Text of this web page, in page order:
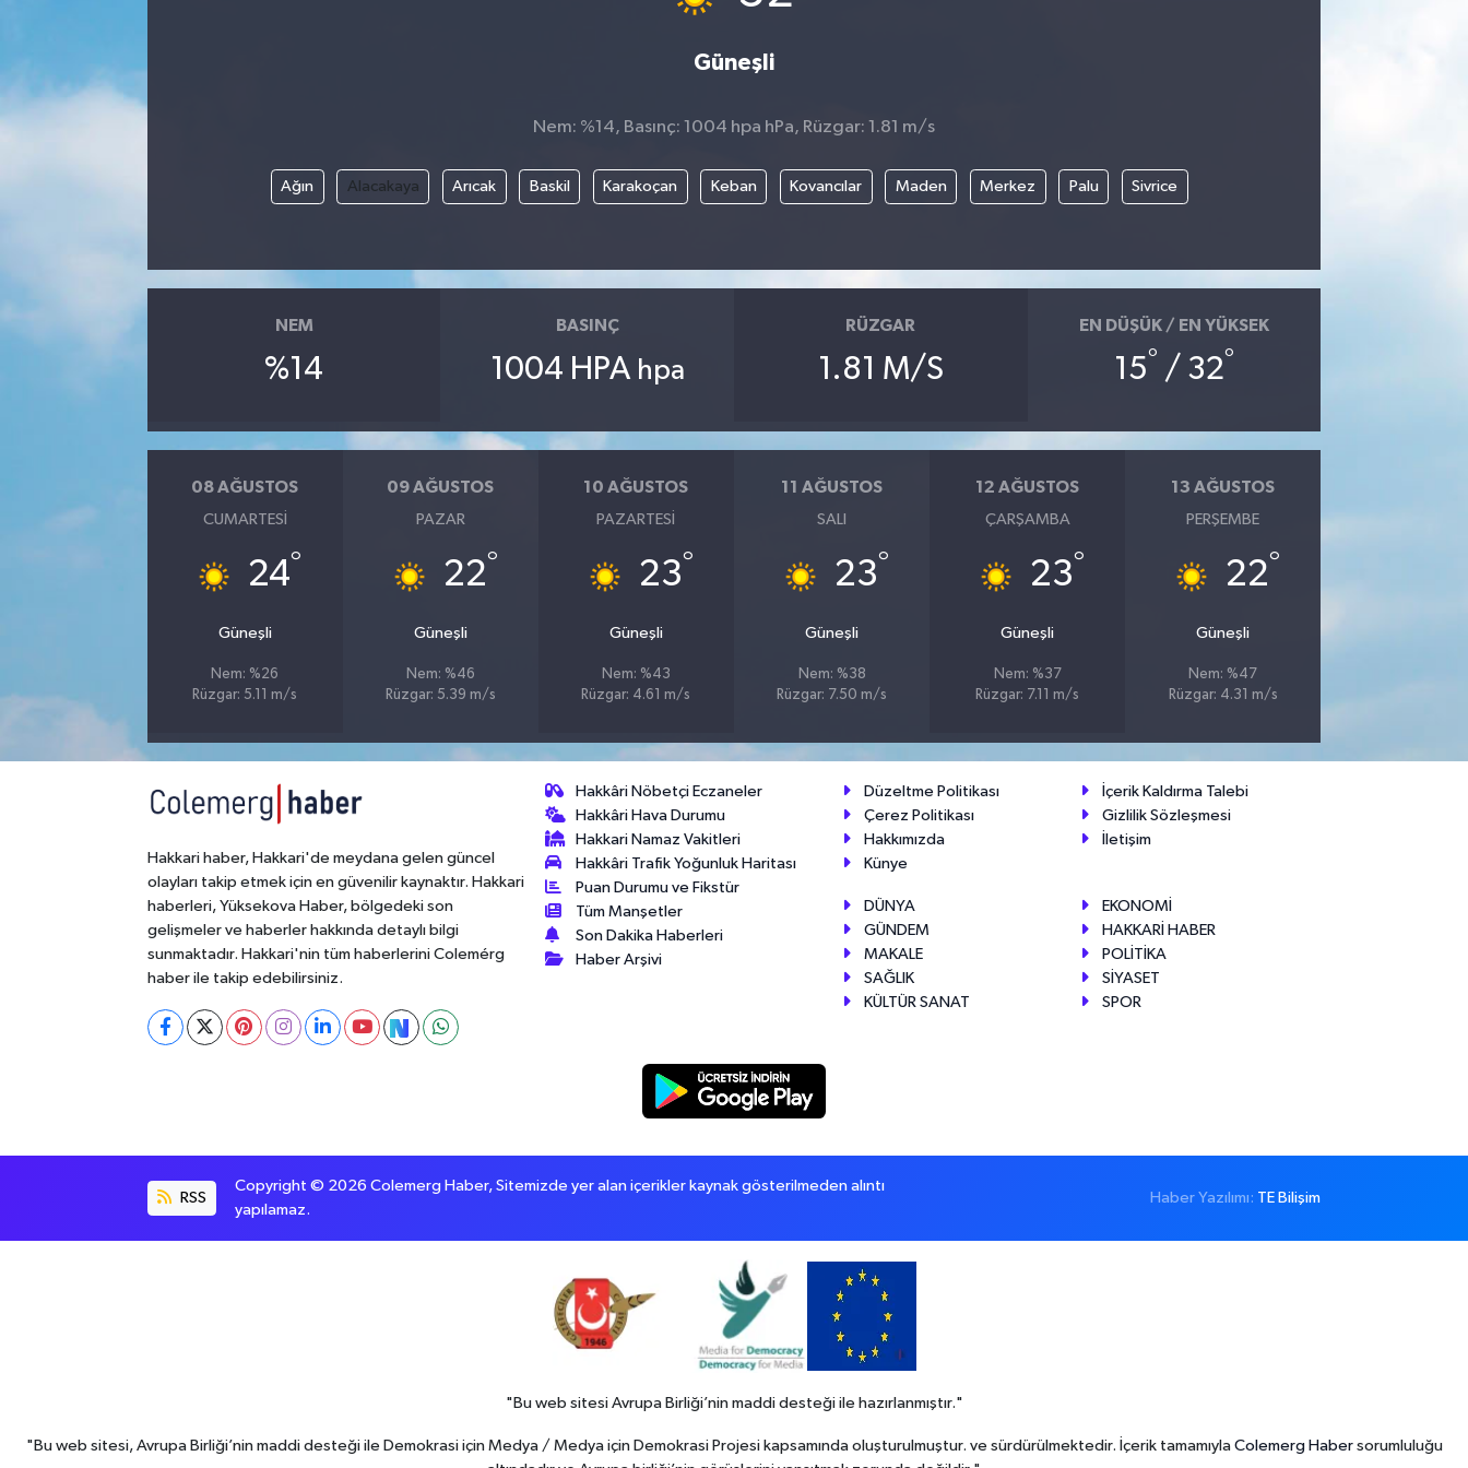
Güneşli
Nem: %14, Basınç: 1004 hpa hPa, Rüzgar: 1.81 m/s
Ağın Alacakaya Arıcak Baskil Karakoçan Keban Kovancılar Maden Merkez Palu Sivrice
NEM
%14
BASINÇ
1004 HPA hpa
RÜZGAR
1.81 M/S
EN DÜŞÜK / EN YÜKSEK
15° / 32°
08 AĞUSTOS
CUMARTESI
24°
Güneşli
Nem: %26
Rüzgar: 5.11 m/s
09 AĞUSTOS
PAZAR
22°
Güneşli
Nem: %46
Rüzgar: 5.39 m/s
10 AĞUSTOS
PAZARTESI
23°
Güneşli
Nem: %43
Rüzgar: 4.61 m/s
11 AĞUSTOS
SALI
23°
Güneşli
Nem: %38
Rüzgar: 7.50 m/s
12 AĞUSTOS
ÇARŞAMBA
23°
Güneşli
Nem: %37
Rüzgar: 7.11 m/s
13 AĞUSTOS
PERŞEMBE
22°
Güneşli
Nem: %47
Rüzgar: 4.31 m/s
Hakkari haber, Hakkari'de meydana gelen güncel
olayları takip etmek için en güvenilir kaynaktır. Hakkari
haberleri, Yüksekova Haber, bölgedeki son
gelişmeler ve haberler hakkında detaylı bilgi
sunmaktadır. Hakkari'nin tüm haberlerini Colemérg
haber ile takip edebilirsiniz.
Hakkâri Nöbetçi Eczaneler
Hakkâri Hava Durumu
Hakkari Namaz Vakitleri
Hakkâri Trafik Yoğunluk Haritası
Puan Durumu ve Fikstür
Tüm Manşetler
Son Dakika Haberleri
Haber Arşivi
Düzeltme Politikası
İçerik Kaldırma Talebi
Çerez Politikası
Gizlilik Sözleşmesi
Hakkımızda
İletişim
Künye
DÜNYA
EKONOMİ
GÜNDEM
HAKKARİ HABER
MAKALE
POLİTİKA
SAĞLIK
SİYASET
KÜLTÜR SANAT
SPOR
RSS
Copyright © 2026 Colemerg Haber, Sitemizde yer alan içerikler kaynak gösterilmeden alıntı
yapılamaz.
Haber Yazılımı: TE Bilişim
"Bu web sitesi Avrupa Birliği’nin maddi desteği ile hazırlanmıştır."
"Bu web sitesi, Avrupa Birliği’nin maddi desteği ile Demokrasi için Medya / Medya için Demokrasi Projesi kapsamında oluşturulmuştur. ve sürdürülmektedir. İçerik tamamıyla Colemerg Habersorumluluğu
İLGİNÇ HABERLER
TEKNOLOJİ
YAŞAM